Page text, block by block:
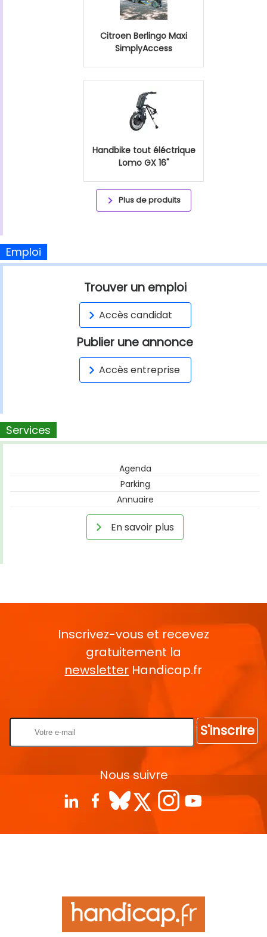
Citroen Berlingo Maxi
SimplyAccess
Handbike tout éléctrique
Lomo GX 16"
Plus de produits
Emploi
Trouver un emploi
Accès candidat
Publier une annonce
Accès entreprise
Services
Agenda
Parking
Annuaire
En savoir plus
Inscrivez-vous et recevez
gratuitement la
newsletter Handicap.fr
S'inscrire
Nous suivre